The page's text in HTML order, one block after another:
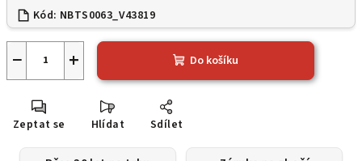
Kód: NBTS0063_V43819
+
− Do košíku
Zeptat se Hlídat Sdílet